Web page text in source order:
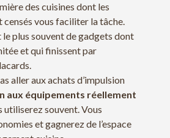
des cuisines dont les
censés vous faciliter la tâche.
le plus souvent de gadgets dont
et qui finissent par
aller aux achats d’impulsion
aux équipements réellement
utiliserez souvent. Vous
et gagnerez de l’espace